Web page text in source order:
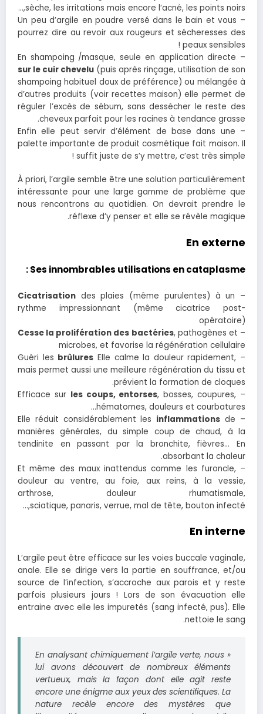
sèche, les irritations mais encore l’acné, les points noirs,…
– Un peu d’argile en poudre versé dans le bain et vous
pourrez dire au revoir aux rougeurs et sécheresses des
peaux sensibles !
– En shampoing /masque, seule en application directe
sur le cuir chevelu (puis après rinçage, utilisation de son
shampoing habituel doux de préférence) ou mélangée à
d’autres produits (voir recettes maison) elle permet de
réguler l’excès de sébum, sans dessécher le reste des
cheveux parfait pour les racines à tendance grasse.
– Enfin elle peut servir d’élément de base dans une
palette importante de produit cosmétique fait maison. Il
suffit juste de s’y mettre, c’est très simple !
À priori, l’argile semble être une solution particulièrement
intéressante pour une large gamme de problème que
nous rencontrons au quotidien. On devrait prendre le
réflexe d’y penser et elle se révèle magique.
En externe
Ses innombrables utilisations en cataplasme :
–
Cicatrisation des plaies (même purulentes) à un
rythme impressionnant (même cicatrice post-
opératoire)
–
Cesse la prolifération des bactéries, pathogènes et
microbes, et favorise la régénération cellulaire
– Guéri les
brûlures Elle calme la douleur rapidement,
mais permet aussi une meilleure régénération du tissu et
prévient la formation de cloques.
– Efficace sur
les coups, entorses, bosses, coupures,
hématomes, douleurs et courbatures…
– Elle réduit considérablement les
inflammations de
manières générales, du simple coup de chaud, à la
tendinite en passant par la bronchite, fièvres… En
absorbant la chaleur.
– Et même des maux inattendus comme les furoncle,
douleur au ventre, au foie, aux reins, à la vessie,
arthrose, douleur rhumatismale,
sciatique, panaris, verrue, mal de tête, bouton infecté,…
En interne
L’argile peut être efficace sur les voies buccale vaginale,
anale. Elle se dirige vers la partie en souffrance, et/ou
source de l’infection, s’accroche aux parois et y reste
parfois plusieurs jours ! Lors de son évacuation elle
entraine avec elle les impuretés (sang infecté, pus). Elle
nettoie le sang.
« En analysant chimiquement l’argile verte, nous
lui avons découvert de nombreux éléments
vertueux, mais la façon dont elle agit reste
encore une énigme aux yeux des scientifiques. La
nature recèle encore des mystères que